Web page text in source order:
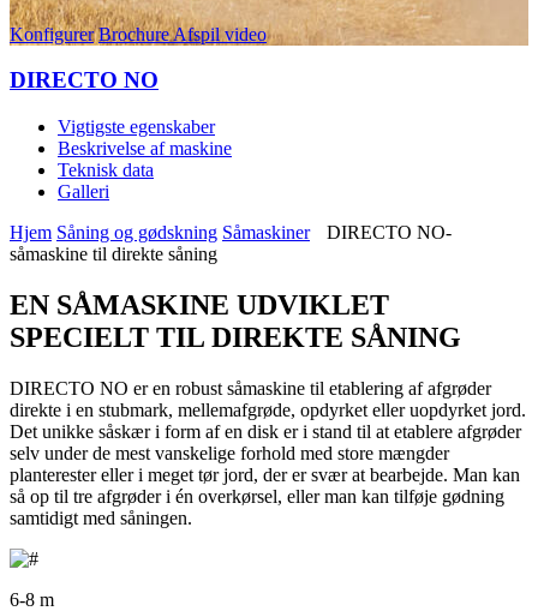
Konfigurer BrochureAfspil video
DIRECTO NO
Vigtigste egenskaber
Beskrivelse af maskine
Teknisk data
Galleri
Hjem Såning og gødskning Såmaskiner
DIRECTO NO-
såmaskine til direkte såning
EN SÅMASKINE UDVIKLET
SPECIELT TIL DIREKTE SÅNING
DIRECTO NO er en robust såmaskine til etablering af afgrøder
direkte i en stubmark, mellemafgrøde, opdyrket eller uopdyrket jord.
Det unikke såskær i form af en disk er i stand til at etablere afgrøder
selv under de mest vanskelige forhold med store mængder
planterester eller i meget tør jord, der er svær at bearbejde. Man kan
så op til tre afgrøder i én overkørsel, eller man kan tilføje gødning
samtidigt med såningen.
6-8 m